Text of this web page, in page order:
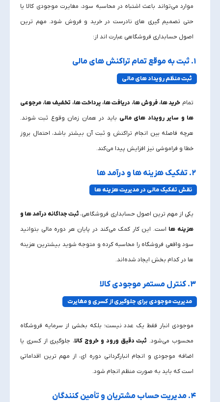
موارد می‌تواند باعث اشتباه در محاسبه سود، مغایرت موجودی کالا یا
حتی تصمیم‌ گیری‌ های نادرست در خرید و فروش شود. مهم‌ ترین
اصول حسابداری فروشگاهی عبارت‌ اند از:
۱. ثبت به‌ موقع تمام تراکنش‌ های مالی
ثبت منظم رویداد های مالی
تمام خرید ها، فروش‌ ها، دریافت‌ ها، پرداخت‌ ها، تخفیف‌ ها، مرجوعی‌
ها و سایر رویداد های مالی باید در همان زمان وقوع ثبت شوند.
هرچه فاصله بین انجام تراکنش و ثبت آن بیشتر باشد، احتمال بروز
خطا و فراموشی نیز افزایش پیدا می‌کند.
۲. تفکیک هزینه‌ ها و درآمد ها
نقش تفکیک مالی در مدیریت هزینه‌ ها
یکی از مهم‌ ترین اصول حسابداری فروشگاهی، ثبت جداگانه درآمد ها و
هزینه‌ ها است. این کار کمک می‌کند در پایان هر دوره مالی بتوانید
سود واقعی فروشگاه را محاسبه کرده و متوجه شوید بیشترین هزینه‌
ها در کدام بخش ایجاد شده‌اند.
۳. کنترل مستمر موجودی کالا
مدیریت موجودی برای جلوگیری از کسری و مغایرت
موجودی انبار فقط یک عدد نیست؛ بلکه بخشی از سرمایه فروشگاه
محسوب می‌شود. ثبت دقیق ورود و خروج کالا، جلوگیری از کسری یا
اضافه موجودی و انجام انبارگردانی دوره‌ ای، از مهم‌ ترین اقداماتی
است که باید به‌ صورت منظم انجام شود.
۴. مدیریت حساب مشتریان و تأمین‌ کنندگان